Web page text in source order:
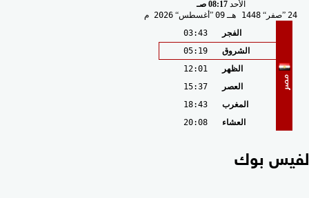
الأحد08:17 صـ
24 صفر 1448 هـ 09 أغسطس 2026 م
مصر
الفجر
03:43
الشروق
05:19
الظهر
12:01
العصر
15:37
المغرب
18:43
العشاء
20:08
بوك